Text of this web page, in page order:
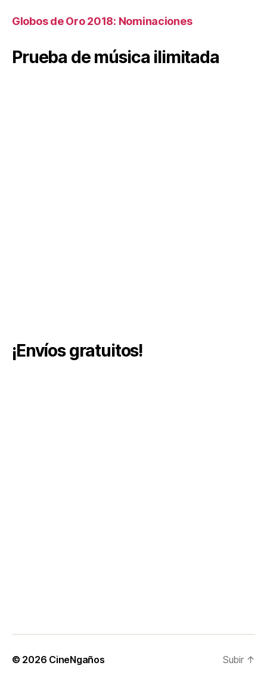
Globos de Oro 2018: Nominaciones
Prueba de música ilimitada
¡Envíos gratuitos!
© 2026 CineNgaños Subir ↑